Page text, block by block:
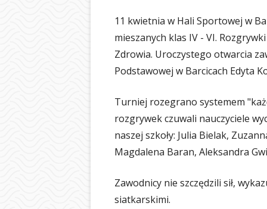
ODDZIAŁY
SEKRETARIAT
RADA
PEDAGOG
BIBLIOTEKA
11 kwietnia w Hali Sportowej w
mieszanych klas IV - VI.
Zdrowia. Uroczystego otwarcia
Podstawowej w Barcicach Edyta
Turniej rozegrano systemem
rozgrywek czuwali nauczyciele
naszej szkoły: Julia Bielak,
Magdalena Baran,
Zawodnicy nie szczędzili sił,
siatkarskimi.